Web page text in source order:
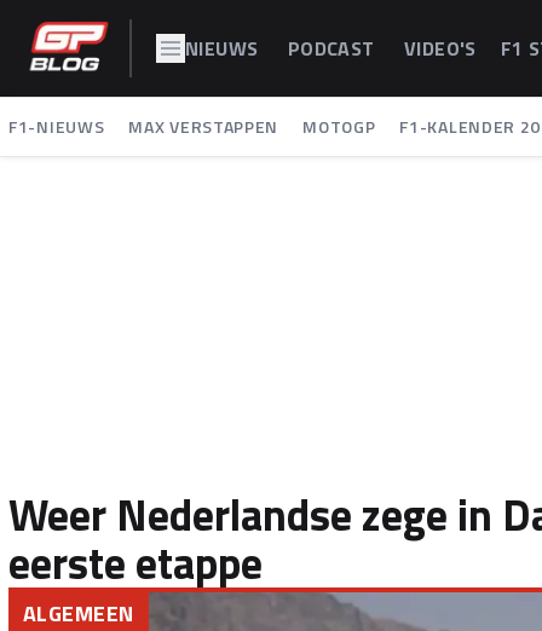
NIEUWS PODCAST VIDEO'S F1
F1-NIEUWS MAX VERSTAPPEN MOTOGP F1-KALENDER
Weer Nederlandse zege in
eerste etappe
ALGEMEEN